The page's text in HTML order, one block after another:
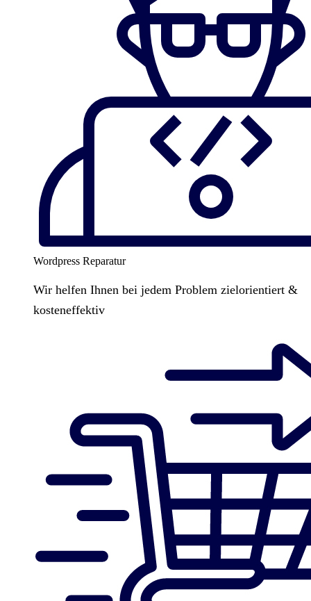
Wordpress Reparatur
Wir helfen Ihnen bei jedem Problem zielorientiert &
kosteneffektiv